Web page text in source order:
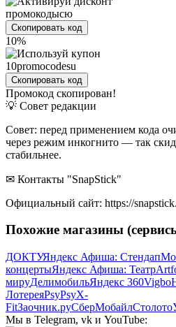
промокодысю
Скопировать код
10%
10promocodesu
Скопировать код
Промокод скопирован!
💡 Совет редакции
Совет: перед применением кода
через режим инкогнито — так
стабильнее.
✉ Контакты "SnapStick"
Официальный сайт: https://
Похожие магазины
ДОКТУЯндекс Афиша: Стендап
концертыЯндекс Афиша: Театр
мируДелимобильЯндекс 360Vigbo
ЛотереяPsyPsyX-
FitЗаочник.руСберМобайлСтолото
Мы в Telegram, vk и YouTube: